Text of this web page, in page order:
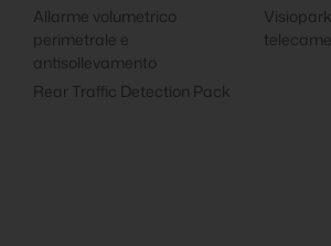
Allarme volumetrico
perimetrale e
antisollevamento
Rear Traffic Detection Pack